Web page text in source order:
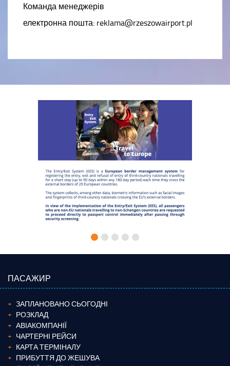
Команда менеджерів
електронна пошта: reklama@rzeszowairport.pl
ПАСАЖИР
ЗАПЛАНОВАНО СЬОГОДНІ
РОЗКЛАД
АВІАКОМПАНІЇ
ЧАРТЕРНІ РЕЙСИ
КАРТА ТЕРМІНАЛУ
ПРИБУТТЯ ДО ЖЕШУВА